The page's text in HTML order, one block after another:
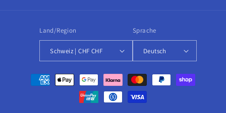
Land/Region
Schweiz | CHF CHF
Sprache
Deutsch
Zahlungsmethoden